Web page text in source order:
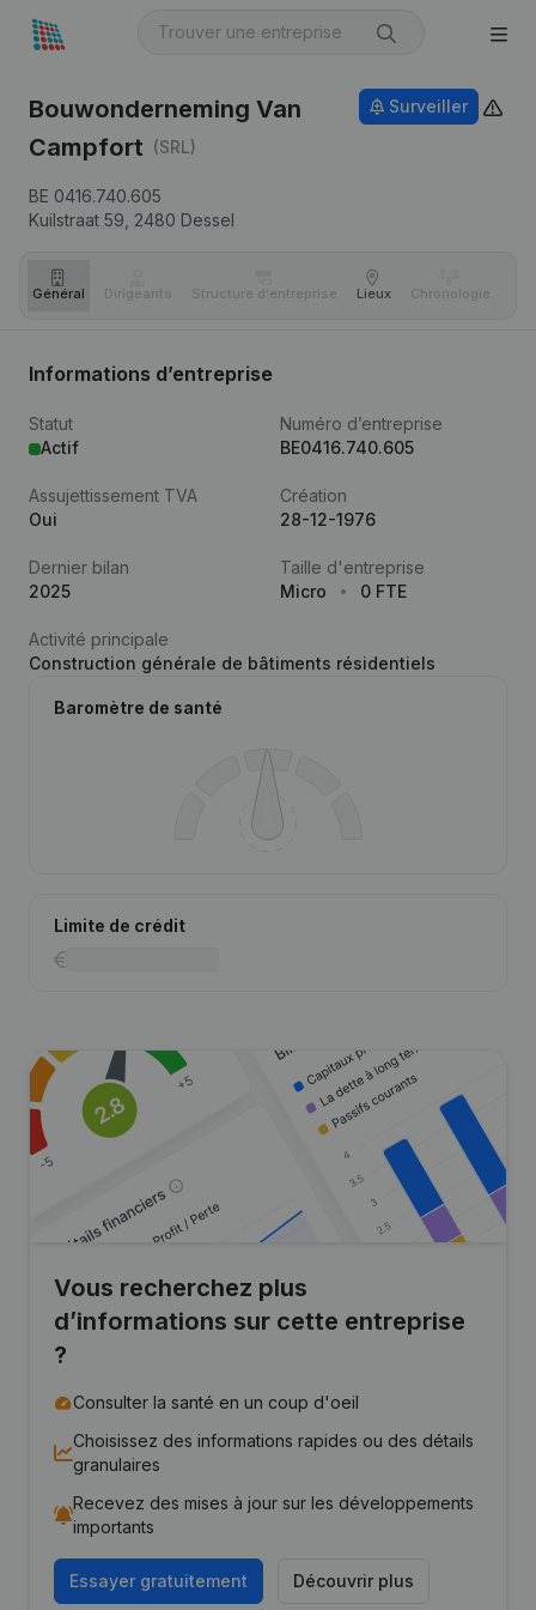
Bouwonderneming Van
Campfort (SRL)
BE 0416.740.605
Kuilstraat 59, 2480 Dessel
Surveiller
Général Dirigeants Structure d'entreprise Lieux Chronologie
Informations d’entreprise
Statut
Actif
Numéro d’entreprise
BE0416.740.605
Assujettissement TVA
Oui
Création
28-12-1976
Dernier bilan
2025
Taille d'entreprise
Micro
0 FTE
Activité principale
Construction générale de bâtiments résidentiels
Baromètre de santé
Limite de crédit
Vous recherchez plus
d’informations sur cette entreprise
?
Consulter la santé en un coup d'oeil
Choisissez des informations rapides ou des détails
granulaires
Recevez des mises à jour sur les développements
importants
Essayer gratuitement Découvrir plus